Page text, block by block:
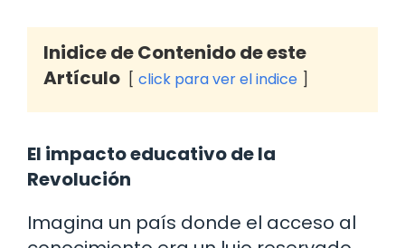
Inidice de Contenido de este
Artículo
click para ver el indice
El impacto educativo de la
Revolución
Imagina un país donde el acceso al